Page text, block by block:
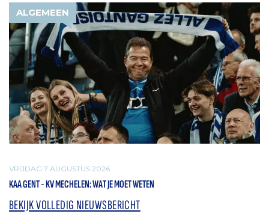
ALGEMEEN
VRIJDAG 7 AUGUSTUS 2026
KAA GENT - KV MECHELEN: WAT JE MOET WETEN
BEKIJK VOLLEDIG NIEUWSBERICHT